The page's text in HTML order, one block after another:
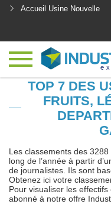
Accueil Usine Nouvelle
TOP 7 DES
FRUITS,
Les classements des
long de l’année à partir
de journalistes. Ils sont
Obtenez ici votre
Pour visualiser les
abonné à notre offre